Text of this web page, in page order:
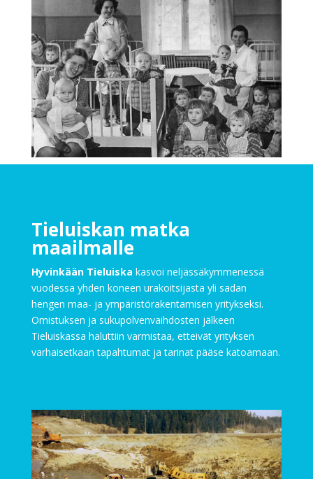
Tieluiskan matka
maailmalle
Hyvinkään Tieluiska kasvoi neljässäkymmenessä
vuodessa yhden koneen urakoitsijasta yli sadan
hengen maa- ja ympäristörakentamisen yritykseksi.
Omistuksen ja sukupolvenvaihdosten jälkeen
Tieluiskassa haluttiin varmistaa, etteivät yrityksen
varhaisetkaan tapahtumat ja tarinat pääse katoamaan.